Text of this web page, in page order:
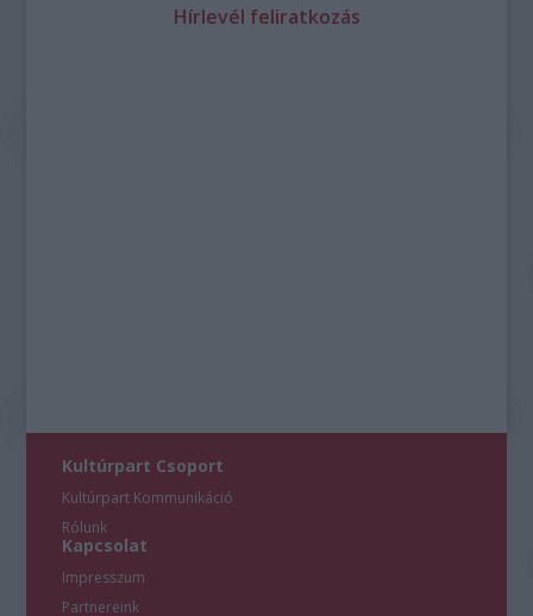
Hírlevél feliratkozás
Kultúrpart Csoport
Kultúrpart Kommunikáció
Rólunk
Kapcsolat
Impresszum
Partnereink